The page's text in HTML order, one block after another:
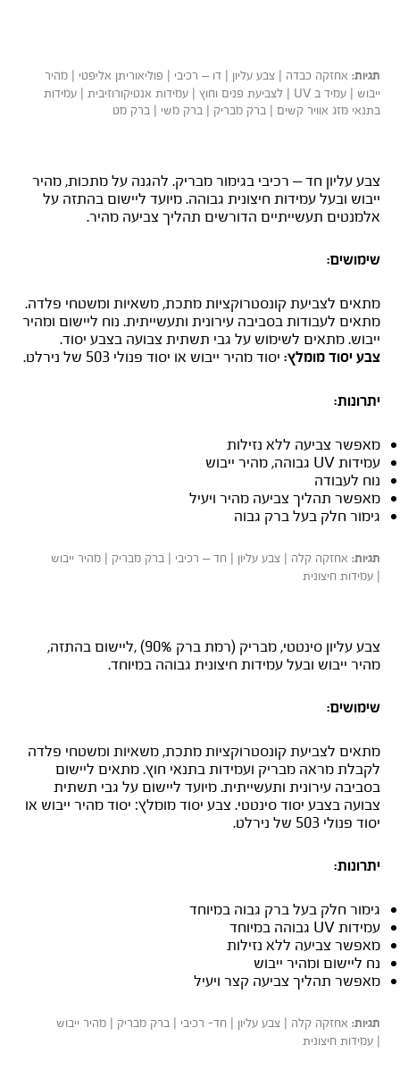
תגיות: אחזקה כבדה | צבע עליון | דו – רכיבי | פוליאוריתן אליפטי | מהיר
ייבוש | עמיד ב UV | לצביעת פנים וחוץ | עמידות אנטיקורוזיבית | עמידות
בתנאי מזג אוויר קשים | ברק מבריק | ברק משי | ברק מט
צבע עליון חד – רכיבי בגימור מבריק. להגנה על מתכות, מהיר
ייבוש ובעל עמידות חיצונית גבוהה. מיועד ליישום בהתזה על
אלמנטים תעשייתיים הדורשים תהליך צביעה מהיר.
שימושים:
מתאים לצביעת קונסטרוקציות מתכת, משאיות ומשטחי פלדה.
מתאים לעבודות בסביבה עירונית ותעשייתית. נוח ליישום ומהיר
ייבוש. מתאים לשימוש על גבי תשתית צבועה בצבע יסוד.
צבע יסוד מומלץ: יסוד מהיר ייבוש או יסוד פנולי 503 של נירלט.
יתרונות:
מאפשר צביעה ללא נזילות
עמידות UV גבוהה, מהיר ייבוש
נוח לעבודה
מאפשר תהליך צביעה מהיר ויעיל
גימור חלק בעל ברק גבוה
תגיות: אחזקה קלה | צבע עליון | חד – רכיבי | ברק מבריק | מהיר ייבוש
| עמידות חיצונית
צבע עליון סינטטי, מבריק (רמת ברק 90%) ,ליישום בהתזה,
מהיר ייבוש ובעל עמידות חיצונית גבוהה במיוחד.
שימושים:
מתאים לצביעת קונסטרוקציות מתכת, משאיות ומשטחי פלדה
לקבלת מראה מבריק ועמידות בתנאי חוץ. מתאים ליישום
בסביבה עירונית ותעשייתית. מיועד ליישום על גבי תשתית
צבועה בצבע יסוד סינטטי. צבע יסוד מומלץ: יסוד מהיר ייבוש או
יסוד פנולי 503 של נירלט.
יתרונות:
גימור חלק בעל ברק גבוה במיוחד
עמידות UV גבוהה במיוחד
מאפשר צביעה ללא נזילות
נח ליישום ומהיר ייבוש
מאפשר תהליך צביעה קצר ויעיל
תגיות: אחזקה קלה | צבע עליון | חד- רכיבי | ברק מבריק | מהיר ייבוש
| עמידות חיצונית